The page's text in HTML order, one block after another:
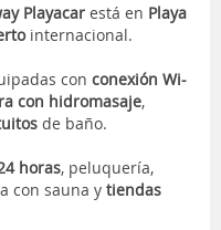
Playacar está en Playa
internacional.
con conexión Wi-
con hidromasaje,
de baño.
horas, peluquería,
con sauna y tiendas